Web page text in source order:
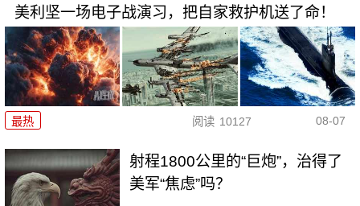
美利坚一场电子战演习，把自家救护机送了命！
最热 阅读 10127 08-07
射程1800公里的“巨炮”，治得了
美军“焦虑”吗？